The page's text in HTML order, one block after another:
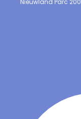
Nieuwland Parc 200